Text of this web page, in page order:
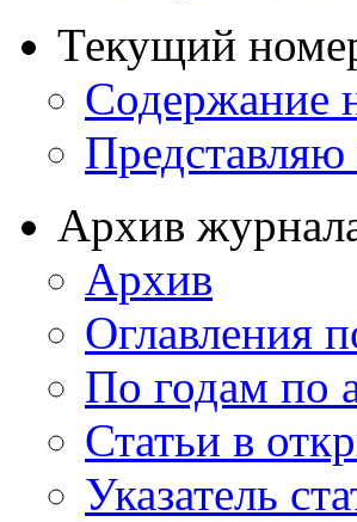
Текущий
Содержание
Архив
Архив
Оглавления
По годам по
Статьи в
Указатель